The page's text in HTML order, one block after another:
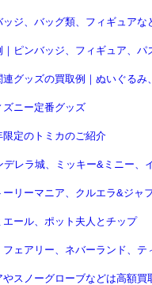
ジ、バッグ類、フィギュアな
ピンバッジ、フィギュア、パ
グッズの買取例｜ぬいぐる
ニー定番グッズ
定のトミカのご紹介
レラ城、ミッキー&ミニー、
リーマニア、クルエラ&ジャ
ール、ポット夫人とチップ
ェアリー、ネバーランド、テ
スノーグローブなどは高額